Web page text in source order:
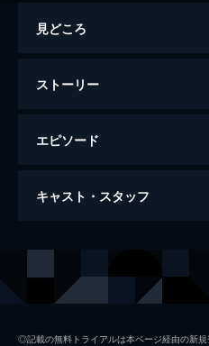
見どころ
ストーリー
エピソード
えいが うちの3姉妹
キャスト・スタッフ
スー
◎記載の無料トライアルは本ページ経由の新